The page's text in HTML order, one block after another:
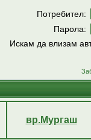
Потребител:
Парола:
Искам да влизам
вр.Мургаш